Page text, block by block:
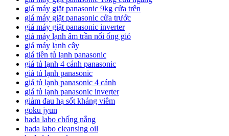
giá máy giặt panasonic 9kg cửa trên
giá máy giặt panasonic cửa trước
giá máy giặt panasonic inverter
giá máy lạnh âm trần nối ống gió
giá máy lạnh cây
giá tiền tủ lạnh panasonic
giá tủ lạnh 4 cánh panasonic
giá tủ lạnh panasonic
giá tủ lạnh panasonic 4 cánh
giá tủ lạnh panasonic inverter
giảm đau hạ sốt kháng viêm
goku jyun
hada labo chống nắng
hada labo cleansing oil